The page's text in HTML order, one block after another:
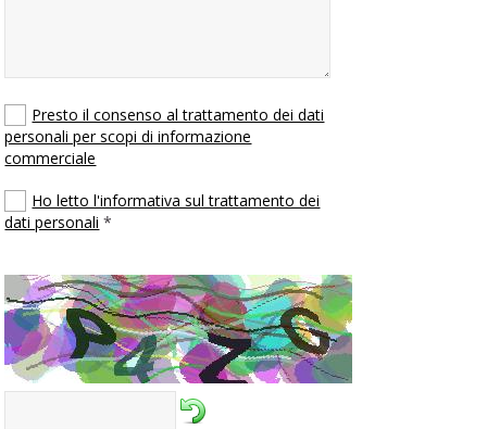
Presto il consenso al trattamento dei dati
personali per scopi di informazione
commerciale
Ho letto l'informativa sul trattamento dei
dati personali *